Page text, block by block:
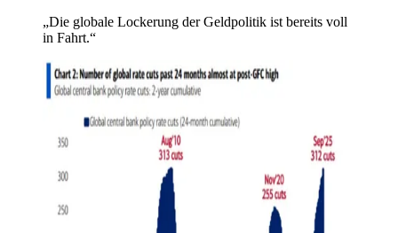
„Die globale Lockerung der Geldpolitik ist bereits voll
in Fahrt.“